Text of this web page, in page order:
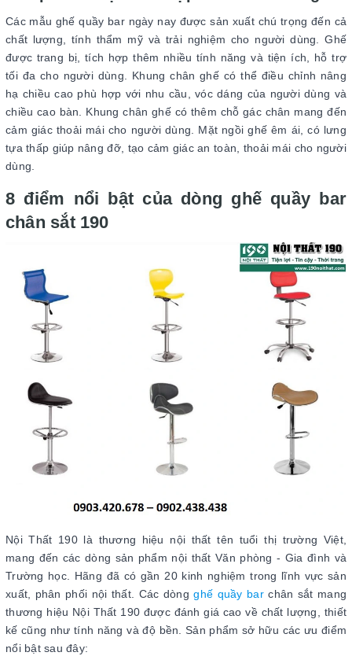
Các mẫu ghế quầy bar ngày nay được sản xuất chú trọng đến cả
chất lượng, tính thẩm mỹ và trải nghiệm cho người dùng. Ghế
được trang bị, tích hợp thêm nhiều tính năng và tiện ích, hỗ trợ
tối đa cho người dùng. Khung chân ghế có thể điều chỉnh nâng
hạ chiều cao phù hợp với nhu cầu, vóc dáng của người dùng và
chiều cao bàn. Khung chân ghế có thêm chỗ gác chân mang đến
cảm giác thoải mái cho người dùng. Mặt ngồi ghế êm ái, có lưng
tựa thấp giúp nâng đỡ, tạo cảm giác an toàn, thoải mái cho người
dùng.
8 điểm nổi bật của dòng ghế quầy bar
chân sắt 190
Nội Thất 190 là thương hiệu nội thất tên tuổi thị trường Việt,
mang đến các dòng sản phẩm nội thất Văn phòng - Gia đình và
Trường học. Hãng đã có gần 20 kinh nghiệm trong lĩnh vực sản
xuất, phân phối nội thất. Các dòngghế quầy barchân sắt mang
thương hiệu Nội Thất 190 được đánh giá cao về chất lượng, thiết
kế cũng như tính năng và độ bền. Sản phẩm sở hữu các ưu điểm
nổi bật sau đây: